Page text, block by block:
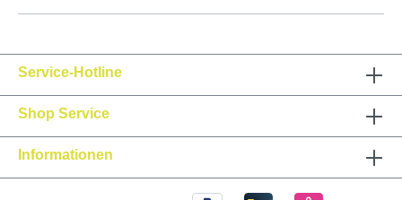
Service-Hotline
Shop Service
Informationen